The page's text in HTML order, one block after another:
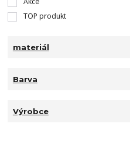
TOP produkt
materiál
Barva
Výrobce